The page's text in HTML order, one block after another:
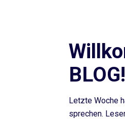
BLOG!
Letzte Woche
sprechen.